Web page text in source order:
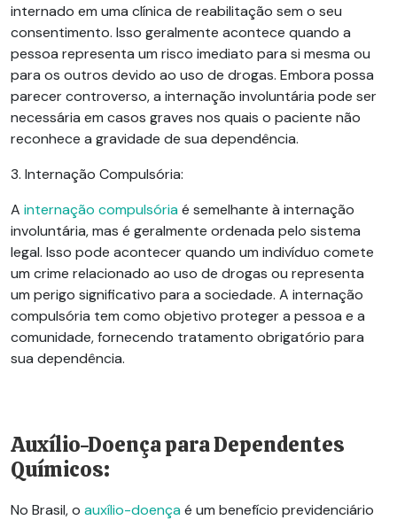
internado em uma clínica de reabilitação sem o seu
consentimento. Isso geralmente acontece quando a
pessoa representa um risco imediato para si mesma ou
para os outros devido ao uso de drogas. Embora possa
parecer controverso, a internação involuntária pode ser
necessária em casos graves nos quais o paciente não
reconhece a gravidade de sua dependência.
3. Internação Compulsória:
A internação compulsóriaé semelhante à internação
involuntária, mas é geralmente ordenada pelo sistema
legal. Isso pode acontecer quando um indivíduo comete
um crime relacionado ao uso de drogas ou representa
um perigo significativo para a sociedade. A internação
compulsória tem como objetivo proteger a pessoa e a
comunidade, fornecendo tratamento obrigatório para
sua dependência.
Auxílio-Doença para Dependentes
Químicos:
No Brasil, o auxílio-doençaé um benefício previdenciário